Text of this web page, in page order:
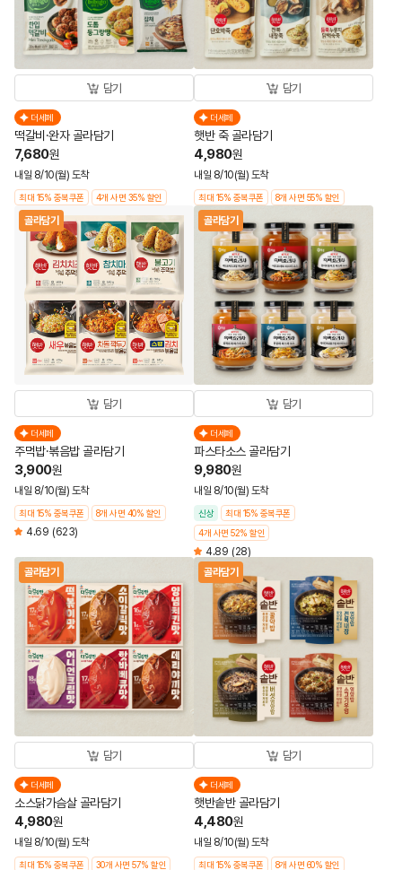
담기
더세페
떡갈비·완자 골라담기
7,680원
내일 8/10(월) 도착
최대 15% 중복쿠폰 4개 사면 35% 할인
담기
더세페
햇반 죽 골라담기
4,980원
내일 8/10(월) 도착
최대 15% 중복쿠폰 8개 사면 55% 할인
골라담기
담기
더세페
주먹밥·볶음밥 골라담기
3,900원
내일 8/10(월) 도착
최대 15% 중복쿠폰 8개 사면 40% 할인
4.69 (623)
골라담기
담기
더세페
파스타소스 골라담기
9,980원
내일 8/10(월) 도착
신상
최대 15% 중복쿠폰
4개 사면 52% 할인
4.89 (28)
골라담기
담기
더세페
소스닭가슴살 골라담기
4,980원
내일 8/10(월) 도착
최대 15% 중복쿠폰 30개 사면 57% 할인
골라담기
담기
더세페
햇반솥반 골라담기
4,480원
내일 8/10(월) 도착
최대 15% 중복쿠폰 8개 사면 60% 할인